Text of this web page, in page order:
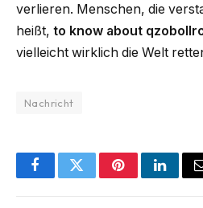
verlieren. Menschen, die
heißt, to know about
vielleicht wirklich die Welt
Nachricht
FacebookTwitterPinterest